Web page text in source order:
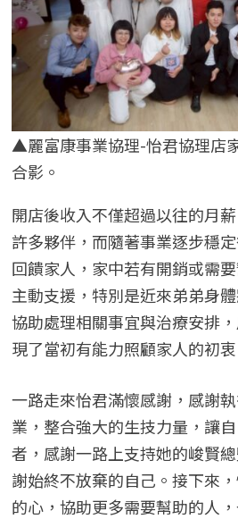
▲麗富康事業協理-怡君協理店
合影。
開店後收入不僅超過以往的月
許多夥伴，而隨著事業逐步穩
回饋家人，家中若有開銷或需
主動支援，特別是近來弟弟身
協助處理相關事宜與治療安排
現了當初有能力照顧家人的初衷
一路走來怡君滿懷感謝，感謝
業，整合強大的生技力量，讓
者，感謝一路上支持她的峻賢
謝始終不放棄的自己。接下來
的心，協助更多需要幫助的人